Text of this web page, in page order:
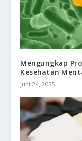
Mengungkap
Kesehatan
Juni 24, 2025